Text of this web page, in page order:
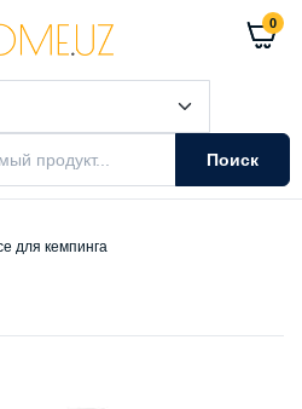
0
Поиск
для кемпинга